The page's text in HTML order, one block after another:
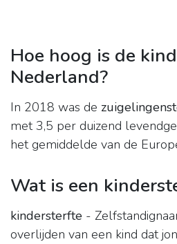
Hoe hoog is de
Nederland?
In 2018 was de
met 3,5 per duizend
het gemiddelde van de
Wat is een
kindersterfte -
overlijden van een kind dat